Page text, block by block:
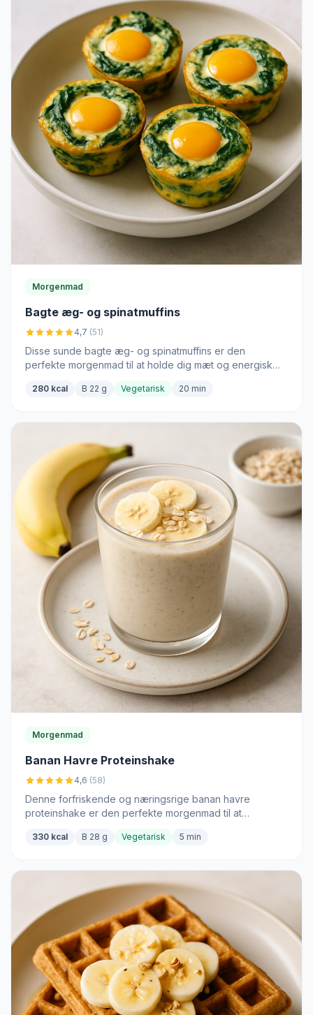
Morgenmad
Bagte æg- og spinatmuffins
4,7 (51)
Disse sunde bagte æg- og spinatmuffins er den
perfekte morgenmad til at holde dig mæt og energisk
280 kcal B 22 g Vegetarisk 20 min
Morgenmad
Banan Havre Proteinshake
4,6 (58)
Denne forfriskende og næringsrige banan havre
proteinshake er den perfekte morgenmad til at
330 kcal B 28 g Vegetarisk 5 min